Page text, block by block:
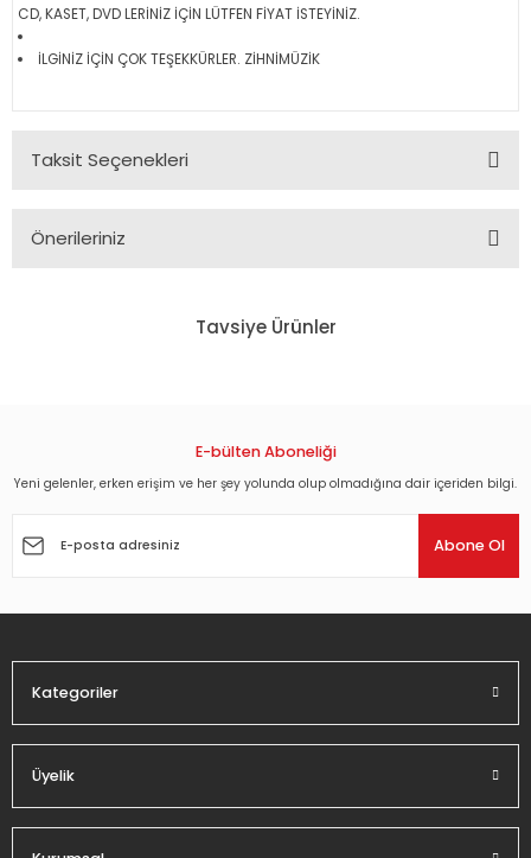
CD, KASET, DVD LERİNİZ İÇİN LÜTFEN FİYAT İSTEYİNİZ.
İLGİNİZ İÇİN ÇOK TEŞEKKÜRLER. ZİHNİMÜZİK
Taksit Seçenekleri
Önerileriniz
kullanarak tarafımıza iletebilirsiniz.
Ürün açıklamasında eksik bilgiler bulunuyor.
Ürün bilgilerinde hatalar bulunuyor.
Bu ürüne benzer farklı alternatifler olmalı.
Tavsiye Ürünler
44,82 TL
E-bülten Aboneliği
Yeni gelenler, erken erişim ve her şey yolunda olup olmadığına dair içeriden bilgi.
Abone Ol
Kategoriler
Üyelik